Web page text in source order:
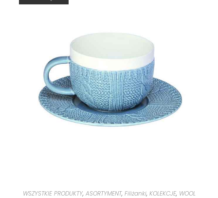
WSZYSTKIE PRODUKTY, ASORTYMENT, Filiżanki, KOLEKCJE, WOOL